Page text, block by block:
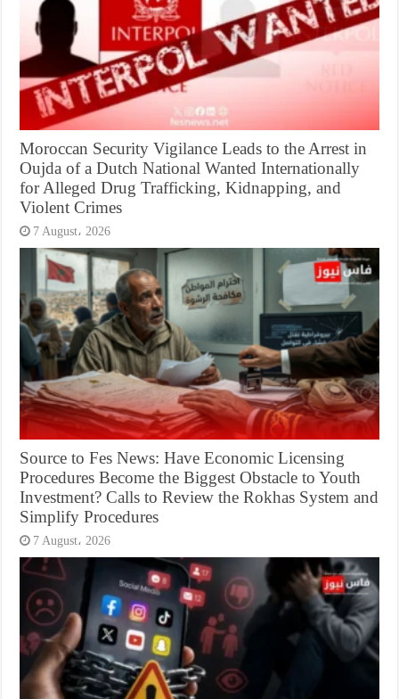
Moroccan Security Vigilance Leads to the Arrest in
Oujda of a Dutch National Wanted Internationally
for Alleged Drug Trafficking, Kidnapping, and
Violent Crimes
7 August، 2026
Source to Fes News: Have Economic Licensing
Procedures Become the Biggest Obstacle to Youth
Investment? Calls to Review the Rokhas System and
Simplify Procedures
7 August، 2026